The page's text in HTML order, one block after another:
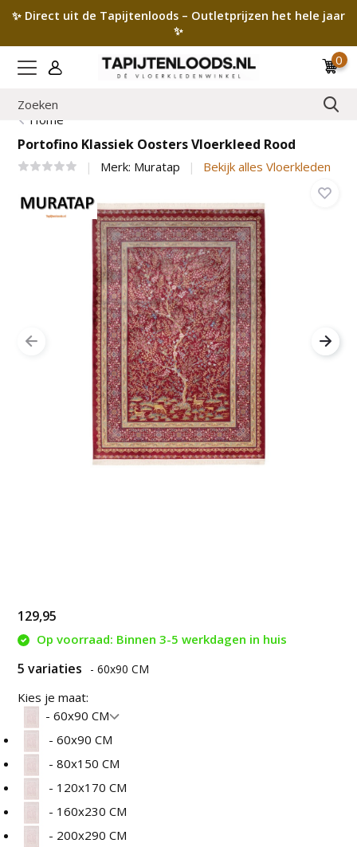
✨ Direct uit de Tapijtenloods – Outletprijzen het hele jaar
✨
0
Home
Portofino Klassiek Oosters Vloerkleed Rood
Merk: Muratap Bekijk alles Vloerkleden
129,95
Op voorraad: Binnen 3-5 werkdagen in huis
5 variaties - 60x90 CM
Kies je maat:
- 60x90 CM
- 60x90 CM
- 80x150 CM
- 120x170 CM
- 160x230 CM
- 200x290 CM